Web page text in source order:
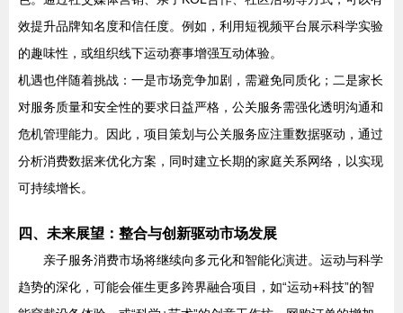
效提升品牌知名度和信任度。例如，利用短视频平台展示科学实验
的趣味性，或组织线下运动赛事增强互动体验。
机遇也伴随着挑战：一是市场竞争加剧，需避免同质化；二是家长
对服务质量和安全性的要求日益严格，公关服务需强化透明沟通和
危机管理能力。因此，项目策划与公关服务应注重数据驱动，通过
分析消费数据来优化方案，同时建立长期的家庭关系网络，以实现
可持续增长。
四、未来展望：整合与创新驱动市场发展
亲子服务消费市场将继续向多元化和智能化演进。运动与科学
趋势的深化，可能会催生更多跨界融合项目，如“运动+科技”的智